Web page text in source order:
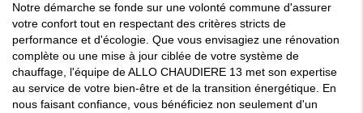
Notre démarche se fonde sur une volonté commune d'assurer
votre confort tout en respectant des critères stricts de
performance et d'écologie. Que vous envisagiez une rénovation
complète ou une mise à jour ciblée de votre système de
chauffage, l'équipe de ALLO CHAUDIERE 13 met son expertise
au service de votre bien-être et de la transition énergétique. En
nous faisant confiance, vous bénéficiez non seulement d'un